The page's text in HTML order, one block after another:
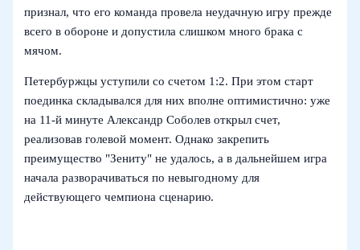
признал, что его команда провела неудачную игру прежде
всего в обороне и допустила слишком много брака с
мячом.
Петербуржцы уступили со счетом 1:2. При этом старт
поединка складывался для них вполне оптимистично: уже
на 11‑й минуте Александр Соболев открыл счет,
реализовав голевой момент. Однако закрепить
преимущество "Зениту" не удалось, а в дальнейшем игра
начала разворачиваться по невыгодному для
действующего чемпиона сценарию.